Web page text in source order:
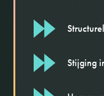
Stijging